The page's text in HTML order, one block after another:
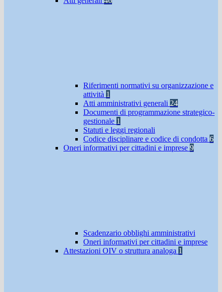
Riferimenti normativi su organizzazione e
attività 1
Atti amministrativi generali 24
Documenti di programmazione strategico-
gestionale 1
Statuti e leggi regionali
Codice disciplinare e codice di condotta 6
Oneri informativi per cittadini e imprese 9
Scadenzario obblighi amministrativi
Oneri informativi per cittadini e imprese
Attestazioni OIV o struttura analoga 1